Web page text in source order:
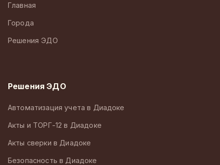
Главная
Города
Решения ЭДО
Решения ЭДО
Автоматизация учета в Диадоке
Акты и ТОРГ-12 в Диадоке
Акты сверки в Диадоке
Безопасность в Диадоке